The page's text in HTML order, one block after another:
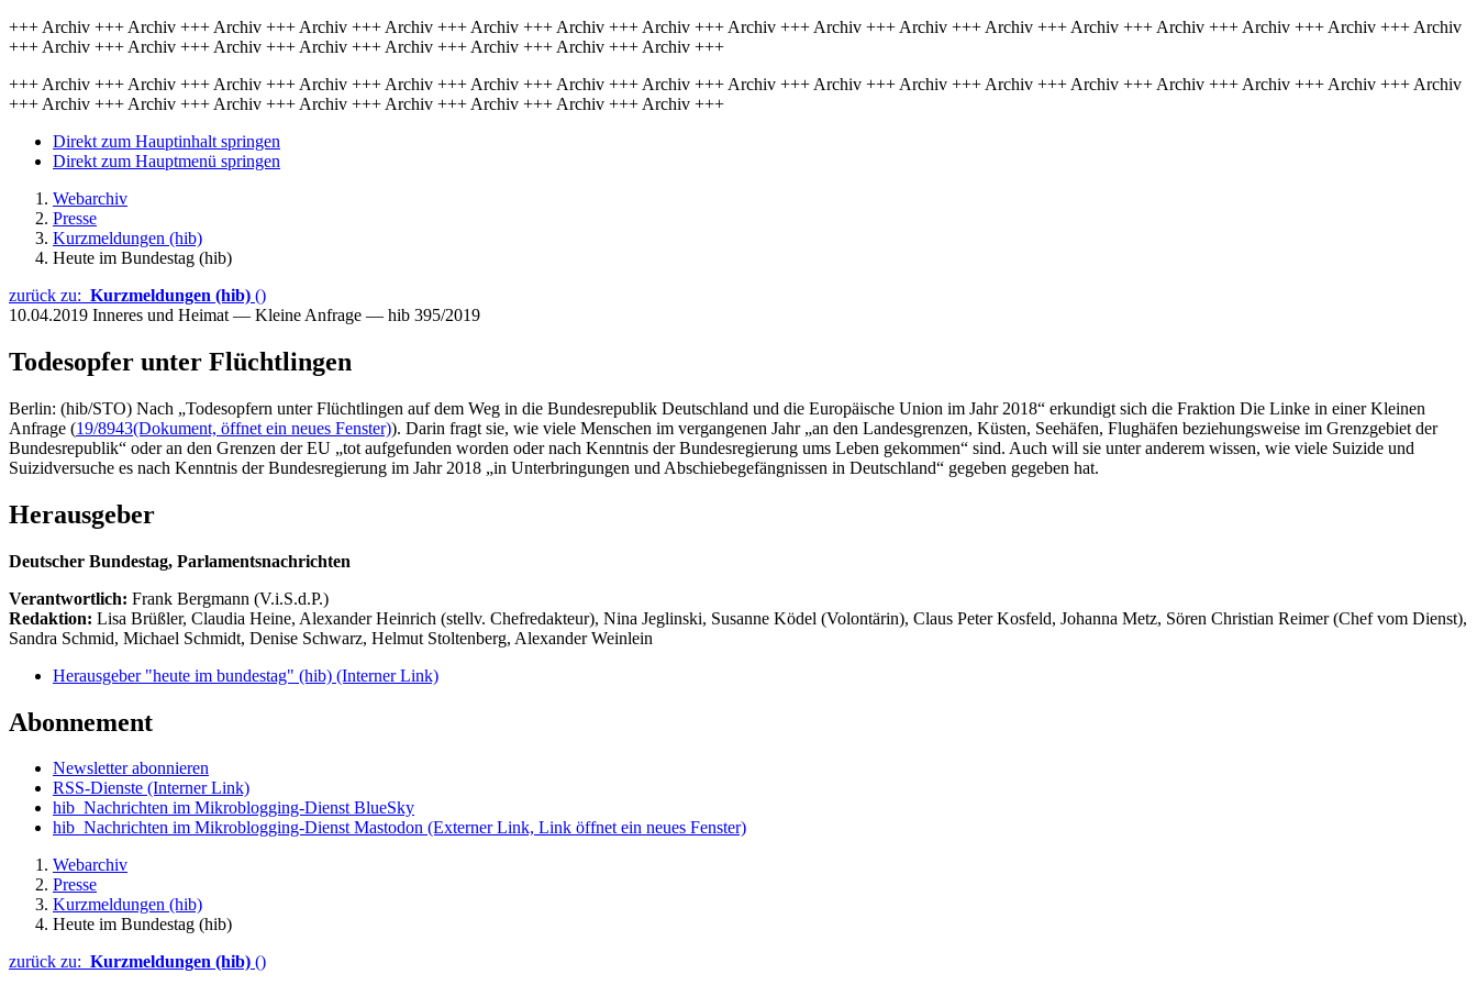
+++ Archiv +++ Archiv +++ Archiv +++ Archiv +++ Archiv +++ Archiv +++ Archiv +++ Archiv +++ Archiv +++ Archiv +++ Archiv +++ Archiv +++ Archiv +++ Archiv +++ Archiv +++ Archiv +++ Archiv
+++ Archiv +++ Archiv +++ Archiv +++ Archiv +++ Archiv +++ Archiv +++ Archiv +++ Archiv +++
+++ Archiv +++ Archiv +++ Archiv +++ Archiv +++ Archiv +++ Archiv +++ Archiv +++ Archiv +++ Archiv +++ Archiv +++ Archiv +++ Archiv +++ Archiv +++ Archiv +++ Archiv +++ Archiv +++ Archiv
+++ Archiv +++ Archiv +++ Archiv +++ Archiv +++ Archiv +++ Archiv +++ Archiv +++ Archiv +++
Direkt zum Hauptinhalt springen
Direkt zum Hauptmenü springen
Webarchiv
Presse
Kurzmeldungen (hib)
Heute im Bundestag (hib)
zurück zu: Kurzmeldungen (hib) ()
10.04.2019 Inneres und Heimat — Kleine Anfrage — hib 395/2019
Todesopfer unter Flüchtlingen
Berlin: (hib/STO) Nach „Todesopfern unter Flüchtlingen auf dem Weg in die Bundesrepublik Deutschland und die Europäische Union im Jahr 2018“ erkundigt sich die Fraktion Die Linke in einer Kleinen
Anfrage (19/8943(Dokument, öffnet ein neues Fenster)). Darin fragt sie, wie viele Menschen im vergangenen Jahr „an den Landesgrenzen, Küsten, Seehäfen, Flughäfen beziehungsweise im Grenzgebiet der
Bundesrepublik“ oder an den Grenzen der EU „tot aufgefunden worden oder nach Kenntnis der Bundesregierung ums Leben gekommen“ sind. Auch will sie unter anderem wissen, wie viele Suizide und
Suizidversuche es nach Kenntnis der Bundesregierung im Jahr 2018 „in Unterbringungen und Abschiebegefängnissen in Deutschland“ gegeben gegeben hat.
Herausgeber
Deutscher Bundestag, Parlamentsnachrichten
Verantwortlich: Frank Bergmann (V.i.S.d.P.)
Redaktion: Lisa Brüßler, Claudia Heine, Alexander Heinrich (stellv. Chefredakteur), Nina Jeglinski, Susanne Ködel (Volontärin), Claus Peter Kosfeld, Johanna Metz, Sören Christian Reimer (Chef vom Dienst),
Sandra Schmid, Michael Schmidt, Denise Schwarz, Helmut Stoltenberg, Alexander Weinlein
Herausgeber "heute im bundestag" (hib) (Interner Link)
Abonnement
Newsletter abonnieren
RSS-Dienste (Interner Link)
hib_Nachrichten im Mikroblogging-Dienst BlueSky
hib_Nachrichten im Mikroblogging-Dienst Mastodon (Externer Link, Link öffnet ein neues Fenster)
Webarchiv
Presse
Kurzmeldungen (hib)
Heute im Bundestag (hib)
zurück zu: Kurzmeldungen (hib) ()